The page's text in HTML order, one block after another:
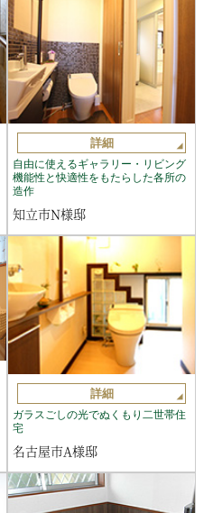
詳細
自由に使えるギャラリー・リビング
機能性と快適性をもたらした各所の
造作
知立市N様邸
詳細
ガラスごしの光でぬくもり二世帯住
宅
名古屋市A様邸